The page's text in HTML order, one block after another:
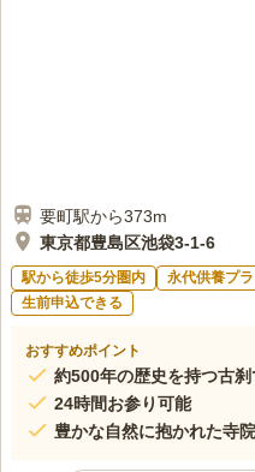
要町駅から373m
東京都豊島区池袋3-1-6
駅から徒歩5分圏内 永代供養プ
生前申込できる
おすすめポイント
約500年の歴史を持つ古刹
24時間お参り可能
豊かな自然に抱かれた寺